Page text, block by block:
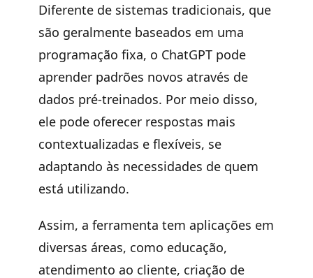
Diferente de sistemas tradicionais, que
são geralmente baseados em uma
programação fixa, o ChatGPT pode
aprender padrões novos através de
dados pré-treinados. Por meio disso,
ele pode oferecer respostas mais
contextualizadas e flexíveis, se
adaptando às necessidades de quem
está utilizando.
Assim, a ferramenta tem aplicações em
diversas áreas, como educação,
atendimento ao cliente, criação de